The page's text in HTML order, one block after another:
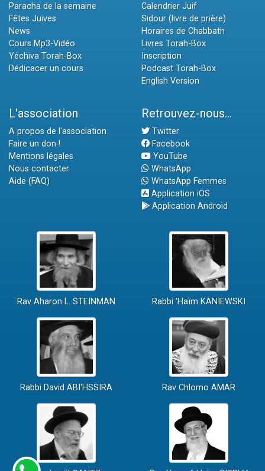
Paracha de la semaine
Fêtes Juives
News
Cours Mp3-Vidéo
Yéchiva Torah-Box
Dédicacer un cours
Calendrier Juif
Sidour (livre de prière)
Horaires de Chabbath
Livres Torah-Box
Inscription
Podcast Torah-Box
English Version
L'association
A propos de l'association
Faire un don !
Mentions légales
Nous contacter
Aide (FAQ)
Retrouvez-nous...
Twitter
Facebook
YouTube
WhatsApp
WhatsApp Femmes
Application iOS
Application Android
Rav Aharon L. STEINMAN Rabbi 'Haïm KANIEWSKI
Rabbi David ABI'HSSIRA Rav Chlomo AMAR